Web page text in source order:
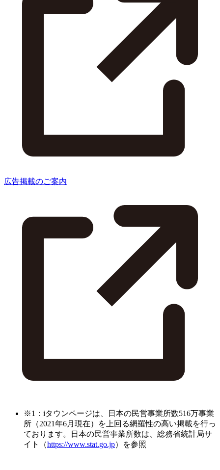
広告掲載のご案内
※1：iタウンページは、日本の民営事業所数516万事業
所（2021年6月現在）を上回る網羅性の高い掲載を行っ
ております。日本の民営事業所数は、総務省統計局サ
イト（https://www.stat.go.jp）を参照